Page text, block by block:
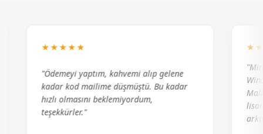
★★★★★
"Ödemeyi yaptım, kahvemi alıp gelene
kadar kod mailime düşmüştü. Bu kadar
hızlı olmasını beklemiyordum,
teşekkürler."
lisanslar